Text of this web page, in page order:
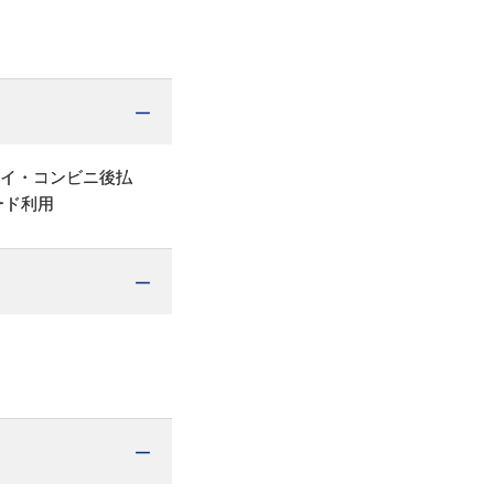
・コンビニ後払
利用